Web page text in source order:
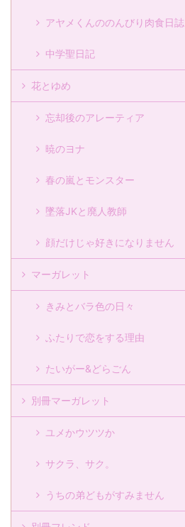
アヤメくんののんびり肉食日誌
中学聖日記
花とゆめ
忘却後のアレーティア
暁のヨナ
春の嵐とモンスター
墜落JKと廃人教師
顔だけじゃ好きになりません
マーガレット
きみとバラ色の日々
ふたりで恋をする理由
たいがー&どらごん
別冊マーガレット
ユメかウツツか
サクラ、サク。
うちの弟どもがすみません